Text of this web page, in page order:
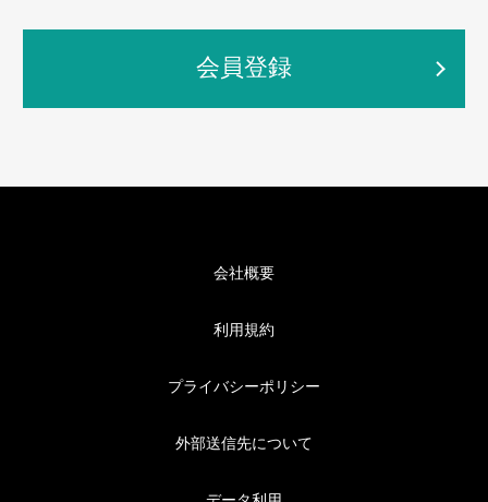
会員登録
会社概要
利用規約
プライバシーポリシー
外部送信先について